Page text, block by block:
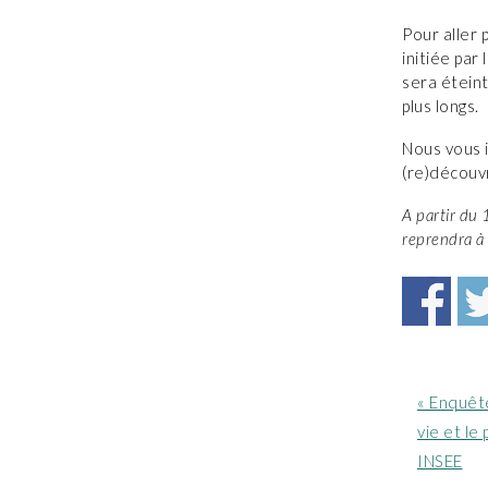
Pour aller
initiée par
sera
plus longs.
Nous
A partir du
reprendra à
Article
:
«
vie et le
INSEE